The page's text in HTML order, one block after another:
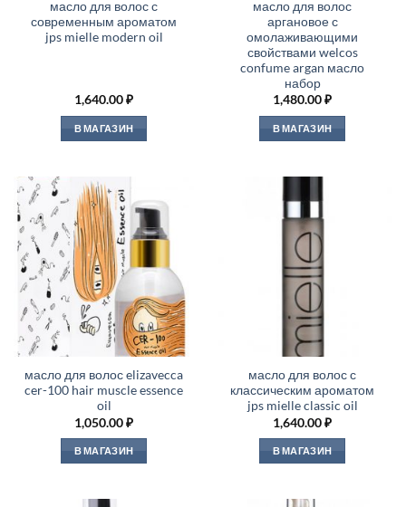
масло для волос с
современным ароматом
jps mielle modern oil
1,640.00₽
В МАГАЗИН
масло для волос
аргановое с
омолаживающими
свойствами welcos
confume argan масло
набор
1,480.00₽
В МАГАЗИН
масло для волос elizavecca
cer-100 hair muscle essence
oil
1,050.00₽
В МАГАЗИН
масло для волос с
классическим ароматом
jps mielle classic oil
1,640.00₽
В МАГАЗИН